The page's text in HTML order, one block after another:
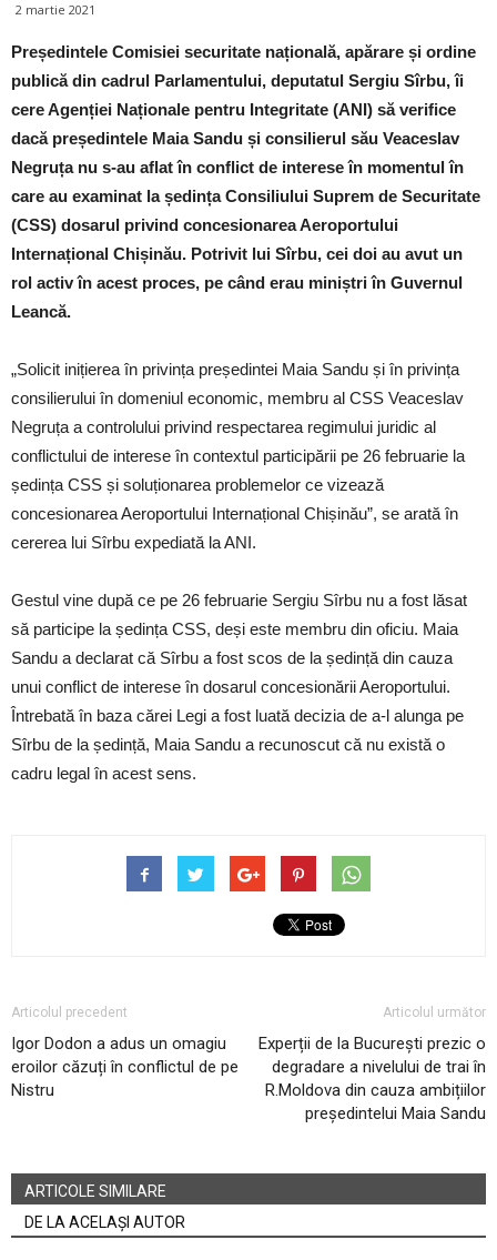
2 martie 2021
Președintele Comisiei securitate națională, apărare și ordine
publică din cadrul Parlamentului, deputatul Sergiu Sîrbu, îi
cere Agenției Naționale pentru Integritate (ANI) să verifice
dacă președintele Maia Sandu și consilierul său Veaceslav
Negruța nu s-au aflat în conflict de interese în momentul în
care au examinat la ședința Consiliului Suprem de Securitate
(CSS) dosarul privind concesionarea Aeroportului
Internațional Chișinău. Potrivit lui Sîrbu, cei doi au avut un
rol activ în acest proces, pe când erau miniștri în Guvernul
Leancă.
„Solicit inițierea în privința președintei Maia Sandu și în privința
consilierului în domeniul economic, membru al CSS Veaceslav
Negruța a controlului privind respectarea regimului juridic al
conflictului de interese în contextul participării pe 26 februarie la
ședința CSS și soluționarea problemelor ce vizează
concesionarea Aeroportului Internațional Chișinău”, se arată în
cererea lui Sîrbu expediată la ANI.
Gestul vine după ce pe 26 februarie Sergiu Sîrbu nu a fost lăsat
să participe la ședința CSS, deși este membru din oficiu. Maia
Sandu a declarat că Sîrbu a fost scos de la ședință din cauza
unui conflict de interese în dosarul concesionării Aeroportului.
Întrebată în baza cărei Legi a fost luată decizia de a-l alunga pe
Sîrbu de la ședință, Maia Sandu a recunoscut că nu există o
cadru legal în acest sens.
Articolul precedent
Igor Dodon a adus un omagiu
eroilor căzuți în conflictul de pe
Nistru
Articolul următor
Experții de la București prezic o
degradare a nivelului de trai în
R.Moldova din cauza ambițiilor
președintelui Maia Sandu
ARTICOLE SIMILARE
DE LA ACELAȘI AUTOR